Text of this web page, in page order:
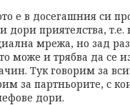
е в досегашния си
дори приятелства,
мрежа, но зад
може и трябва да се
Тук говорим за
за партньорите, с
дори.